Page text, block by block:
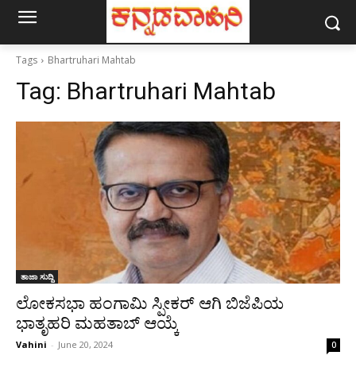
Tags Bhartruhari Mahtab
Tag: Bhartruhari Mahtab
ತಾಜಾ ಸುದ್ದಿ
ಲೋಕಸಭಾ ಹಂಗಾಮಿ ಸ್ಪೀಕರ್ ಆಗಿ ಬಿಜೆಪಿಯ
ಭಾತೃಹರಿ ಮಹತಾಬ್ ಆಯ್ಕೆ
Vahini - June 20, 2024 0